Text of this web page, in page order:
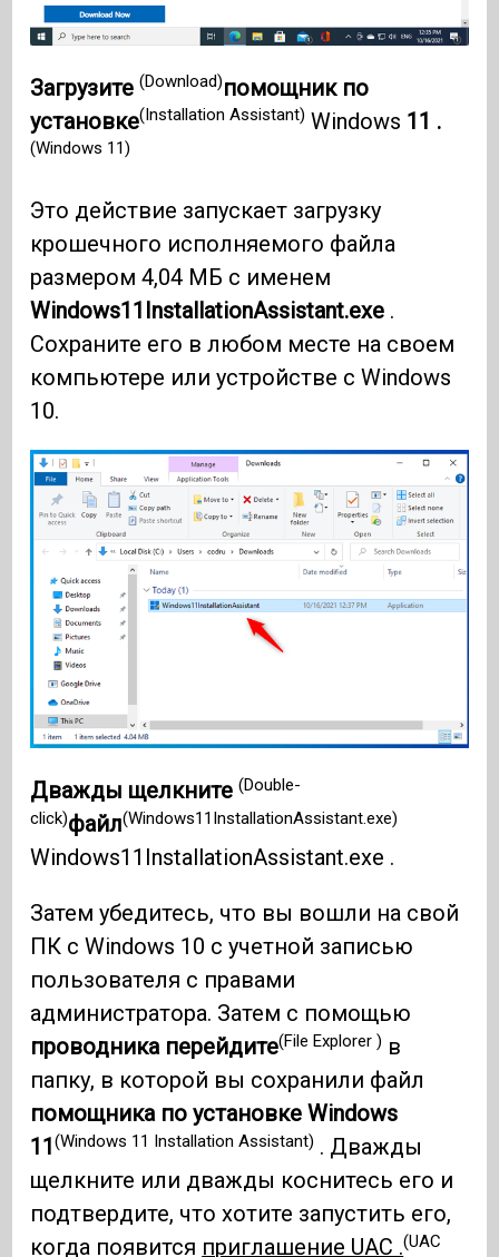
Загрузите(Download)помощник по
установке(Installation Assistant) Windows 11 .
(Windows 11)
Это действие запускает загрузку
крошечного исполняемого файла
размером 4,04 МБ с именем
Windows11InstallationAssistant.exe .
Сохраните его в любом месте на своем
компьютере или устройстве с Windows
10.
Дважды щелкните(Double-
click)файл(Windows11InstallationAssistant.exe)
Windows11InstallationAssistant.exe .
Затем убедитесь, что вы вошли на свой
ПК с Windows 10 с учетной записью
пользователя с правами
администратора. Затем с помощью
проводника перейдите(File Explorer ) в
папку, в которой вы сохранили файл
помощника по установке Windows
11(Windows 11 Installation Assistant) . Дважды
щелкните или дважды коснитесь его и
подтвердите, что хотите запустить его,
когда появится приглашение UAC .(UAC